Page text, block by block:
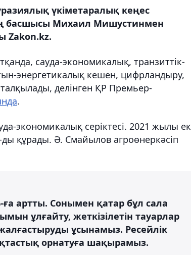
үкіметаралық кеңес
басшысы Михаил Мишустинмен
Zakon.kz.
сауда-экономикалық, транзиттік-
энергетикалық кешен, цифрландыру,
делінген ҚР Премьер-
.
экономикалық серіктесі. 2021 жылы
құрады. Ә. Смайылов агроөнеркәсіп
артты. Сонымен қатар бұл сала
ұлғайту, жеткізілетін тауарлар
ұсынамыз. Ресейлік
орнатуға шақырамыз.